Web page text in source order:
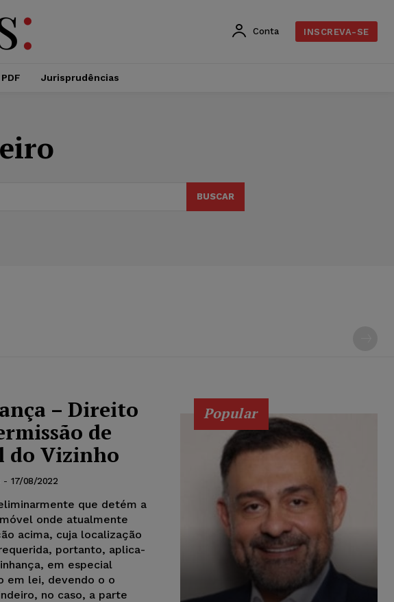
Conta INSCREVA-SE
Jurisprudências
BUSCAR
– Direito
de
do Vizinho
- 17/08/2022
que detém a
onde atualmente
acima, cuja localização
portanto, aplica-
em especial
em lei, devendo o o
no caso, a parte
Popular